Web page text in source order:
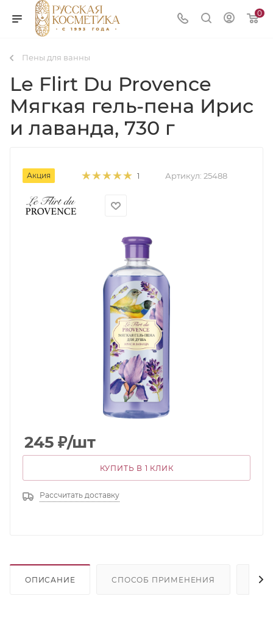
0
Пены для ванны
Le Flirt Du Provence
Мягкая гель-пена Ирис
и лаванда, 730 г
Акция 1 Артикул: 25488
245 ₽/шт
КУПИТЬ В 1 КЛИК
Рассчитать доставку
ОПИСАНИЕ СПОСОБ ПРИМЕНЕНИЯ